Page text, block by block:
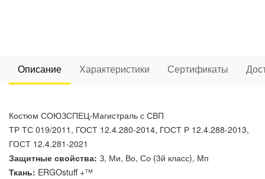
Описание Характеристики Сертификаты
Костюм СОЮЗСПЕЦ-Магистраль с СВП
ТР ТС 019/2011, ГОСТ 12.4.280-2014, ГОСТ Р 12.4.288-2013,
ГОСТ 12.4.281-2021
Защитные свойства: З, Ми, Во, Со (3й класс), Мп
Ткань: ERGOstuff +™